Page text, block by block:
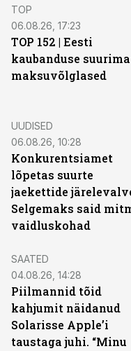
TOP
06.08.26, 17:23
TOP 152 | Eesti
kaubanduse
maksuvõlglased
UUDISED
06.08.26, 10:28
Konkurentsiamet
lõpetas suurte
jaekettide
Selgemaks said
vaidluskohad
SAATED
04.08.26, 14:28
Piilmannid tõid
kahjumit näidanud
Solarisse Apple’i
taustaga juhi. “Minu